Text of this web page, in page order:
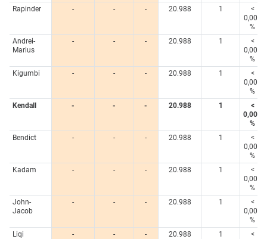
Rapinder
- - - 20.988 1
<
0,005
%
Andrei-
Marius
- - - 20.988 1
<
0,005
%
Kigumbi
- - - 20.988 1
<
0,005
%
Kendall
- - - 20.988 1
<
0,005
%
Bendict
- - - 20.988 1
<
0,005
%
Kadam
- - - 20.988 1
<
0,005
%
John-
Jacob
- - - 20.988 1
<
0,005
%
Liqi
- - - 20.988 1
<